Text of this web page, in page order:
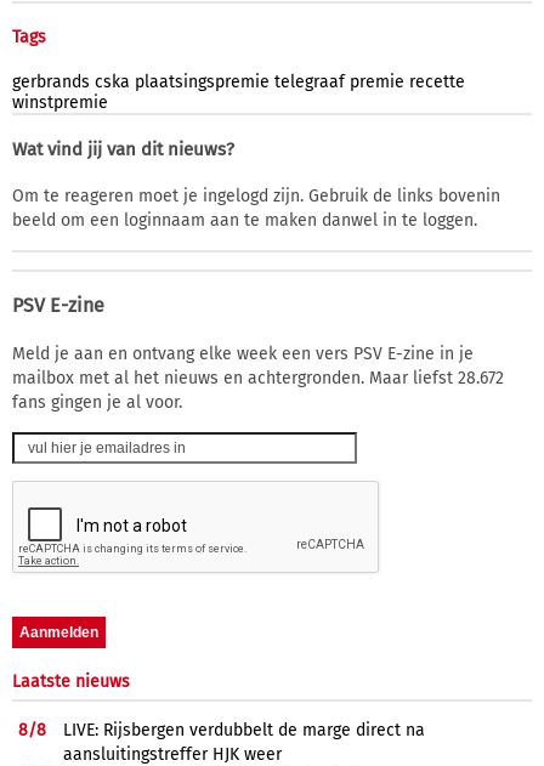
Tags
gerbrands cska plaatsingspremie telegraaf premie recette
winstpremie
Wat vind jij van dit nieuws?
Om te reageren moet je ingelogd zijn. Gebruik de links bovenin
beeld om een loginnaam aan te maken danwel in te loggen.
PSV E-zine
Meld je aan en ontvang elke week een vers PSV E-zine in je
mailbox met al het nieuws en achtergronden. Maar liefst 28.672
fans gingen je al voor.
Laatste nieuws
8/8
LIVE: Rijsbergen verdubbelt de marge direct na
aansluitingstreffer HJK weer